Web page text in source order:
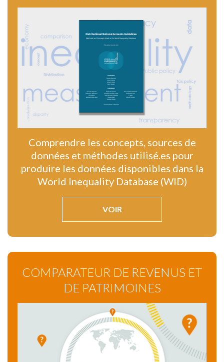
Comprendre les concepts, sources de
données et méthodes utilisé.es pour
produire les données disponibles dans la
World Inequality Database (WID)
VOIR
COMPARATEUR DE REVENUS ET
DE PATRIMOINES